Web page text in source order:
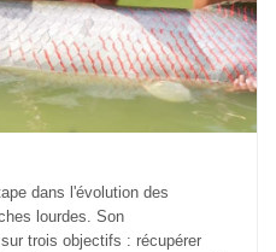
dans l'évolution des
lourdes. Son
trois objectifs : récupérer